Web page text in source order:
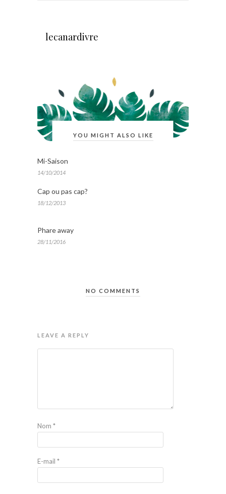
lecanardivre
YOU MIGHT ALSO LIKE
Mi-Saison
14/10/2014
Cap ou pas cap?
18/12/2013
Phare away
28/11/2016
NO COMMENTS
LEAVE A REPLY
Nom *
E-mail *